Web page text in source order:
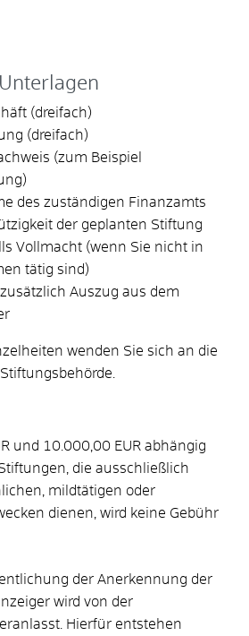
(dreifach)
(dreifach)
(zum Beispiel
des zuständigen Finanzamts
der geplanten Stiftung
Vollmacht (wenn Sie nicht in
tätig sind)
Auszug aus dem
wenden Sie sich an die
und 10.000,00 EUR abhängig
die ausschließlich
mildtätigen oder
dienen, wird keine Gebühr
der Anerkennung der
wird von der
Hierfür entstehen